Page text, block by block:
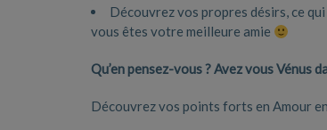
Découvrez vos propres désirs, ce
vous êtes votre meilleure amie
Qu’en pensez-vous ? Avez vous
Découvrez vos points forts en Amour